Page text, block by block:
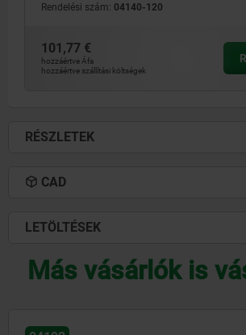
Rendelési szám: 04140-120
101,77 €
hozzáértve Áfa
hozzáértve szállítási költségek
RÉSZLETEK
CAD
LETÖLTÉSEK
Más vásárlók is